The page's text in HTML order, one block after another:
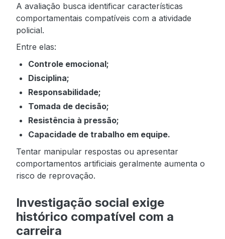
A avaliação busca identificar características
comportamentais compatíveis com a atividade
policial.
Entre elas:
Controle emocional;
Disciplina;
Responsabilidade;
Tomada de decisão;
Resistência à pressão;
Capacidade de trabalho em equipe.
Tentar manipular respostas ou apresentar
comportamentos artificiais geralmente aumenta o
risco de reprovação.
Investigação social exige
histórico compatível com a
carreira